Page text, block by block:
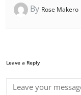
By Rose Makero
Leave a Reply